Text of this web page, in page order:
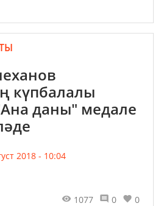
күпбалалы
даны" медале
2018 - 10:04
1077 0 0